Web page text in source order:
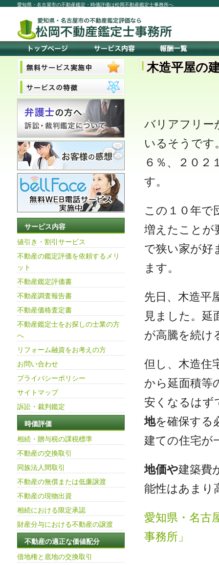
愛知県・名古屋市の不動産鑑定・時価評価は松岡不動産鑑定士事務所へ
木造平屋の
バリアフリー
いるそうです
６％、２０
す。
この１０年で
増えたことが
で狭い家が
ます。
先日、木造平
見ました。延
が高騰を続け
但し、木造住
から延面積等
安くなるはず
地を確保する
建ての住宅が
地価や建築費
能性はあまり
愛知県・名古
事務所」
サービス内容
値引き・割引サービス
不動産の鑑定評価を依頼するメリ
ット
不動産鑑定評価書
不動産調査報告書
不動産価格査定書
不動産鑑定士をお探しの士業の方
へ
リフォーム融資をお考えの方
お問い合わせ
プライバシーポリシー
サイトマップ
訴訟・裁判鑑定
時価評価
相続・贈与税の課税標準
不動産の交換取引
同族法人間取引
不動産の無償または低廉譲渡
不動産の現物出資
相続における限定承認
財産分与における不動産の譲渡
不動産の適正な価値配分
借地権と底地の交換取引